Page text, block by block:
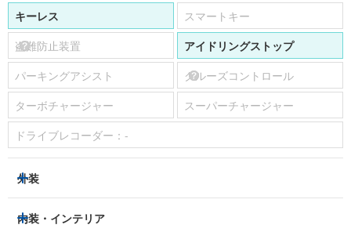
キーレス
スマートキー
盗難防止装置
アイドリングストップ
パーキングアシスト
クルーズコントロール
ターボチャージャー
スーパーチャージャー
ドライブレコーダー： -
外装
ヘッドライト
内装・インテリア